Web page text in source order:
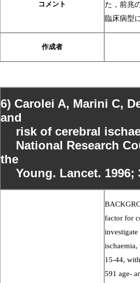
コメント
た，前兆
臨床病型
作成者
6) Carolei A, Marini C,
and
risk of cerebral
National Research
the
Young. Lancet. 1996;
factor for
ischaemia,
15-44,
591 age-